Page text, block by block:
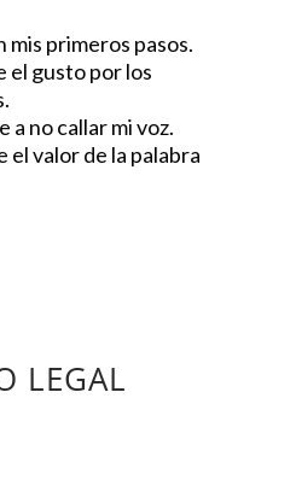
mis primeros pasos.
el gusto por los
a no callar mi voz.
el valor de la palabra
LEGAL